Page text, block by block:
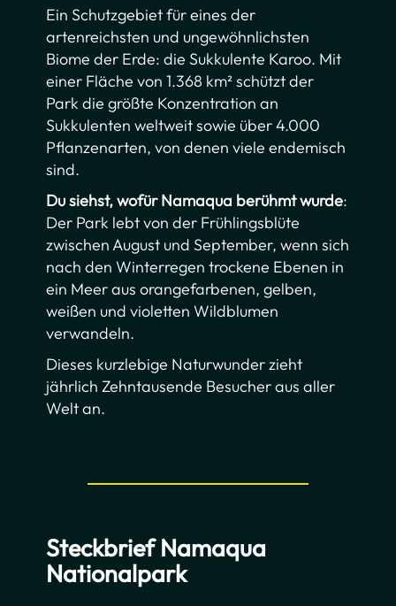
Ein Schutzgebiet für eines der
artenreichsten und ungewöhnlichsten
Biome der Erde: die Sukkulente Karoo. Mit
einer Fläche von 1.368 km² schützt der
Park die größte Konzentration an
Sukkulenten weltweit sowie über 4.000
Pflanzenarten, von denen viele endemisch
sind.
Du siehst, wofür Namaqua berühmt wurde:
Der Park lebt von der Frühlingsblüte
zwischen August und September, wenn sich
nach den Winterregen trockene Ebenen in
ein Meer aus orangefarbenen, gelben,
weißen und violetten Wildblumen
verwandeln.
Dieses kurzlebige Naturwunder zieht
jährlich Zehntausende Besucher aus aller
Welt an.
Steckbrief Namaqua
Nationalpark